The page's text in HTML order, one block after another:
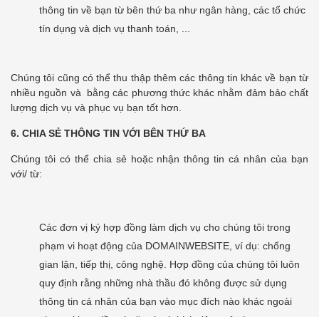
thông tin về bạn từ bên thứ ba như ngân hàng, các tổ chức
tín dụng và dịch vụ thanh toán, ...
Chúng tôi cũng có thể thu thập thêm các thông tin khác về bạn từ
nhiều nguồn và bằng các phương thức khác nhằm đảm bảo chất
lượng dịch vụ và phục vụ bạn tốt hơn.
6. CHIA SẺ THÔNG TIN VỚI BÊN THỨ BA
Chúng tôi có thể chia sẻ hoặc nhận thông tin cá nhân của bạn
với/ từ:
Các đơn vị ký hợp đồng làm dịch vụ cho chúng tôi trong
phạm vi hoạt động của DOMAINWEBSITE, ví dụ: chống
gian lận, tiếp thị, công nghệ. Hợp đồng của chúng tôi luôn
quy định rằng những nhà thầu đó không được sử dụng
thông tin cá nhân của bạn vào mục đích nào khác ngoài